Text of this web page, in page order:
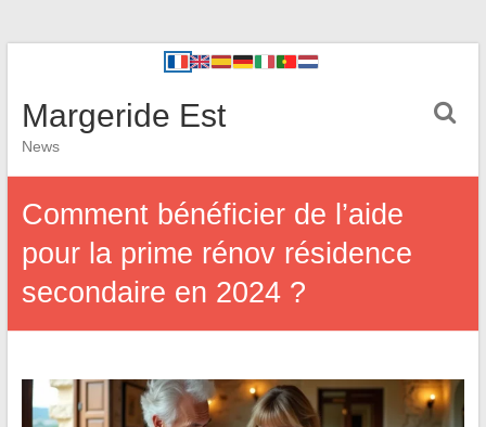
Margeride Est
News
Comment bénéficier de l’aide
pour la prime rénov résidence
secondaire en 2024 ?